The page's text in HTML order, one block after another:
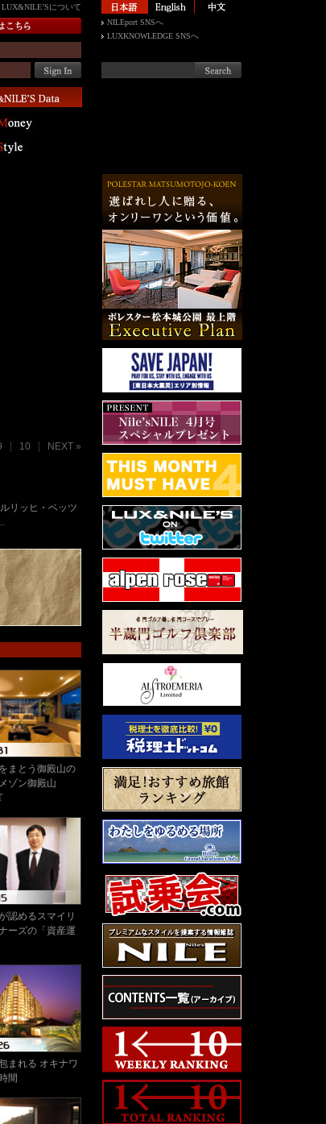
LUX&NILE’Sについて
NILEport SNSへ
LUXKNOWLEDGE SNSへ
リッヒ・ベッツ
NEXT »
10
まとう御殿山の
ゾン御殿山
認めるスマイリ
ーズの「資産運
まれる オキナワ
間